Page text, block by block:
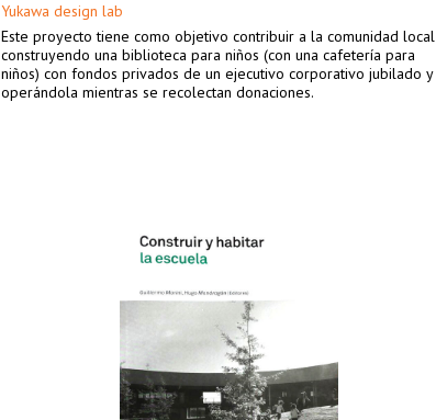
Yukawa design lab
Este proyecto tiene como objetivo contribuir a la comunidad local
construyendo una biblioteca para niños (con una cafetería para
niños) con fondos privados de un ejecutivo corporativo jubilado y
operándola mientras se recolectan donaciones.